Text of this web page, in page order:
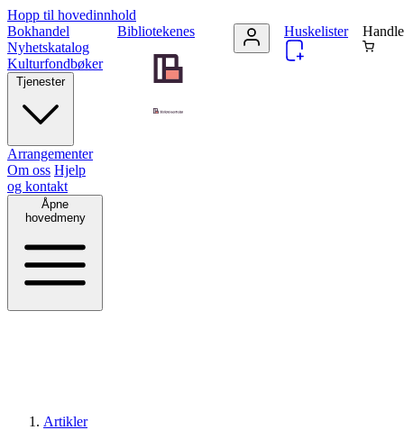
Hopp til hovedinnhold
Bibliotekenes
Bokhandel
Nyhetskatalog
Kulturfondbøker
Tjenester
Arrangementer
Om oss Hjelp
og kontakt
Åpne
hovedmeny
Huskelister
Artikler